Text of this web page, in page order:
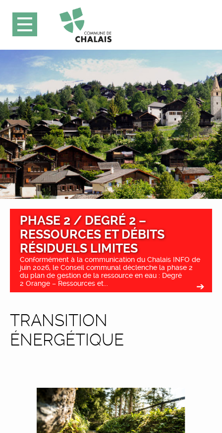
PHASE 2 / DEGRÉ 2 –
RESSOURCES ET DÉBITS
RÉSIDUELS LIMITES
Conformément à la communication du Chalais INFO de
juin 2026, le Conseil communal déclenche la phase 2
du plan de gestion de la ressource en eau : Degré
2 Orange – Ressources et...
TRANSITION
ÉNERGÉTIQUE